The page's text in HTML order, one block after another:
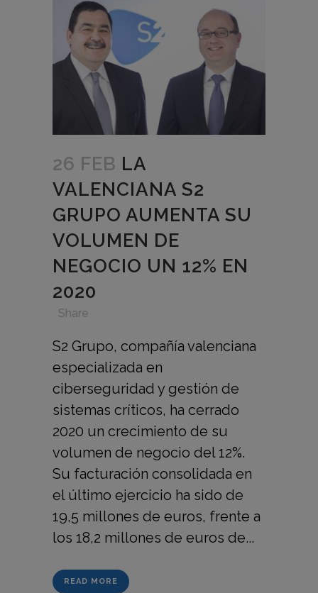
26 FEB LA
VALENCIANA S2
GRUPO AUMENTA SU
VOLUMEN DE
NEGOCIO UN 12% EN
2020
Share
S2 Grupo, compañía valenciana
especializada en
ciberseguridad y gestión de
sistemas críticos, ha cerrado
2020 un crecimiento de su
volumen de negocio del 12%.
Su facturación consolidada en
el último ejercicio ha sido de
19,5 millones de euros, frente a
los 18,2 millones de euros de...
READ MORE